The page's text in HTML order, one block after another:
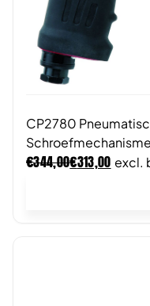
CP2780
Schroefmechanisme
€344,00€313,00 excl.